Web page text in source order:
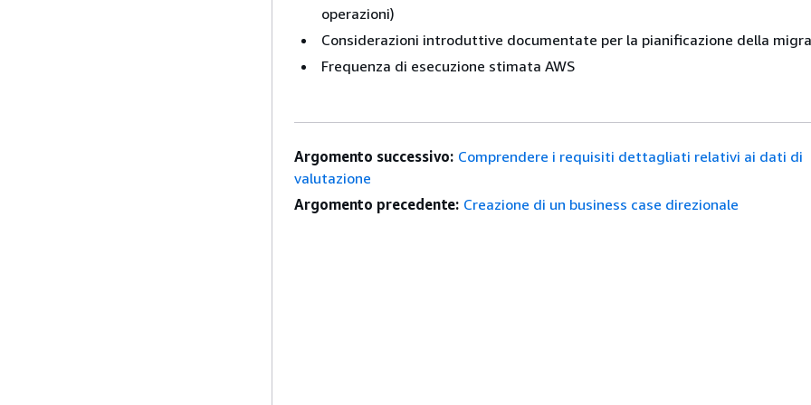
operazioni)
Considerazioni introduttive documentate per la pianificazione della
Frequenza di esecuzione stimata AWS
Argomento successivo: Comprendere i requisiti dettagliati relativi ai dati di
valutazione
Argomento precedente: Creazione di un business case direzionale